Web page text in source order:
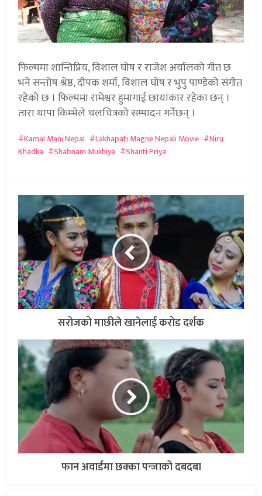
फिल्ममा शान्तिप्रिय, विशाल घोष र राजेश अर्यालको गीत छ
भने सन्तोष श्रेष्ठ, दीपक शर्मा, विशाल घोष र भुपु पाण्डेको संगीत
रहेको छ । फिल्ममा रामेश्वर हुमागाई छायांकार रहेका छन् ।
तारा थापा किम्भेले चलचित्रको सम्पादन गर्नेछन् ।
Kamal Mani Nepal Lakhapati Magne Nepali Movie
Niru
Khadka
Shabnam Mukhiya Shanti Priya
सरोजको माछीले खानेलाई करोड दर्शक
फान अवार्डमा छक्का पन्जाको दबदबा